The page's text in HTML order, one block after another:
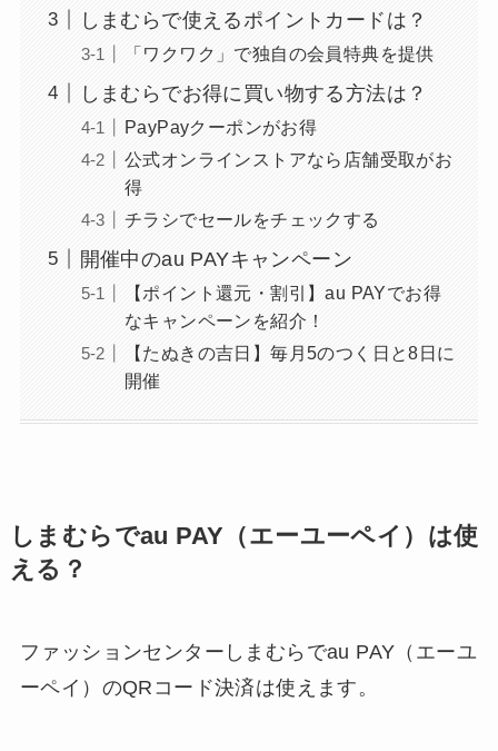
しまむらで使えるポイントカードは？
「ワクワク」で独自の会員特典を提供
しまむらでお得に買い物する方法は？
PayPayクーポンがお得
公式オンラインストアなら店舗受取がお
得
チラシでセールをチェックする
開催中のau PAYキャンペーン
【ポイント還元・割引】au PAYでお得
なキャンペーンを紹介！
【たぬきの吉日】毎月5のつく日と8日に
開催
しまむらでau PAY（エーユーペイ）は使
える？
ファッションセンターしまむらでau PAY（エーユ
ーペイ）のQRコード決済は使えます。